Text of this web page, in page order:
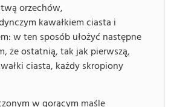
orzechów,
kawałkiem ciasta i
w ten sposób ułożyć następne
że ostatnią, tak jak pierwszą,
ciasta, każdy skropiony
w gorącym maśle